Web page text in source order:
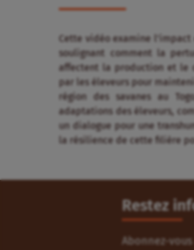
Cette vidéo examine l’impact
soulignant comment la
affectent la production et le
par les éleveurs pour
région des savanes au
adaptations des éleveurs,
un dialogue pour une
la résilience de cette filière
Restez
Abonnez-